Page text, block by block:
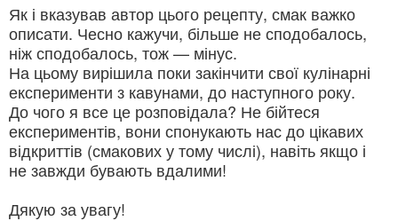
Як і вказував автор цього рецепту, смак важко
описати. Чесно кажучи, більше не сподобалось,
ніж сподобалось, тож — мінус.
На цьому вирішила поки закінчити свої кулінарні
експерименти з кавунами, до наступного року.
До чого я все це розповідала? Не бійтеся
експериментів, вони спонукають нас до цікавих
відкриттів (смакових у тому числі), навіть якщо і
не завжди бувають вдалими!
Дякую за увагу!